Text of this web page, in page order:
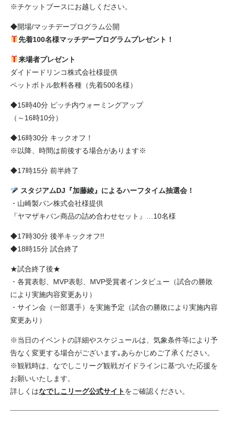
※チケットブースにお越しください。
◆開場/マッチデープログラム公開
先着100名様マッチデープログラムプレゼント！
来場者プレゼント
ダイドードリンコ株式会社様提供
ペットボトル飲料各種（先着500名様）
◆15時40分 ピッチ内ウォーミングアップ
（～16時10分）
◆16時30分 キックオフ！
※以降、時間は前後する場合があります※
◆17時15分 前半終了
スタジアムDJ『加藤綾』によるハーフタイム抽選会！
・山崎製パン株式会社様提供
『ヤマザキパン商品の詰め合わせセット』…10名様
◆17時30分 後半キックオフ!!
◆18時15分 試合終了
★試合終了後★
・各賞表彰、MVP表彰、MVP受賞者インタビュー（試合の勝敗
により実施内容変更あり）
・サイン会（一部選手）を実施予定（試合の勝敗により実施内容
変更あり）
※当日のイベントの詳細やスケジュールは、気象条件等により予
告なく変更する場合がございます｡あらかじめご了承ください。
※観戦時は、なでしこリーグ観戦ガイドラインに基づいた応援を
お願いいたします。
詳しくはなでしこリーグ公式サイトをご確認ください。